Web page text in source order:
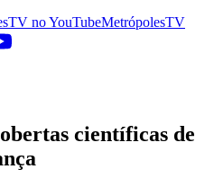
noYouTubeMetrópolesTV
científicas de